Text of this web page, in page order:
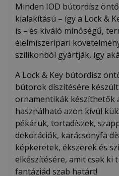
Minden IOD bútordísz
kialakítású – így a Lock &
is –és kiváló minőségű,
élelmiszeripari
szilikonból gyártják, így
A Lock & Key bútordísz
bútorok díszítésére
ornamentikák készíthetők
használható azon kívül
pékáruk, tortadíszek,
dekorációk, karácsonyfa
képkeretek, ékszerek és
elkészítésére, amit csak ki
fantáziád szab határt!